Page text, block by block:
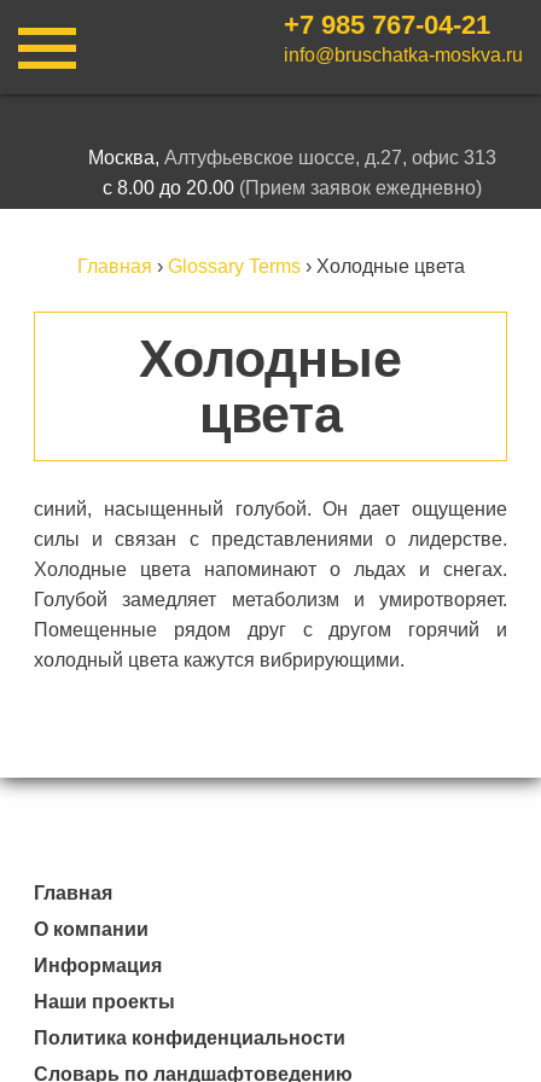
+7 985 767-04-21
info@bruschatka-moskva.ru
Москва, Алтуфьевское шоссе, д.27, офис 313
с 8.00 до 20.00 (Прием заявок ежедневно)
Главная › Glossary Terms› Холодные цвета
Холодные
цвета
синий, насыщенный голубой. Он дает ощущение
силы и связан с представлениями о лидерстве.
Холодные цвета напоминают о льдах и снегах.
Голубой замедляет метаболизм и умиротворяет.
Помещенные рядом друг с другом горячий и
холодный цвета кажутся вибрирующими.
Главная
О компании
Информация
Наши проекты
Политика конфиденциальности
Словарь по ландшафтоведению